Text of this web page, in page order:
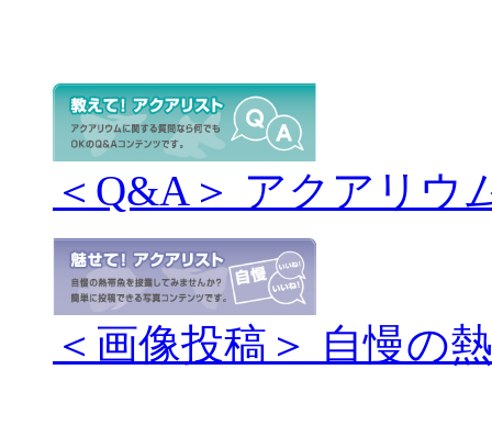
＜Q&A＞ アクアリウ
＜画像投稿＞ 自慢の